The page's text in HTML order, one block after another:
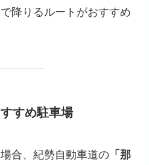
降りるルートがおすすめ
すめ駐車場
合、紀勢自動車道の 「那